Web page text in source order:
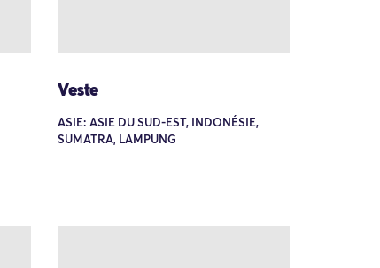
Veste
ASIE: ASIE DU SUD-EST, INDONÉSIE,
SUMATRA, LAMPUNG